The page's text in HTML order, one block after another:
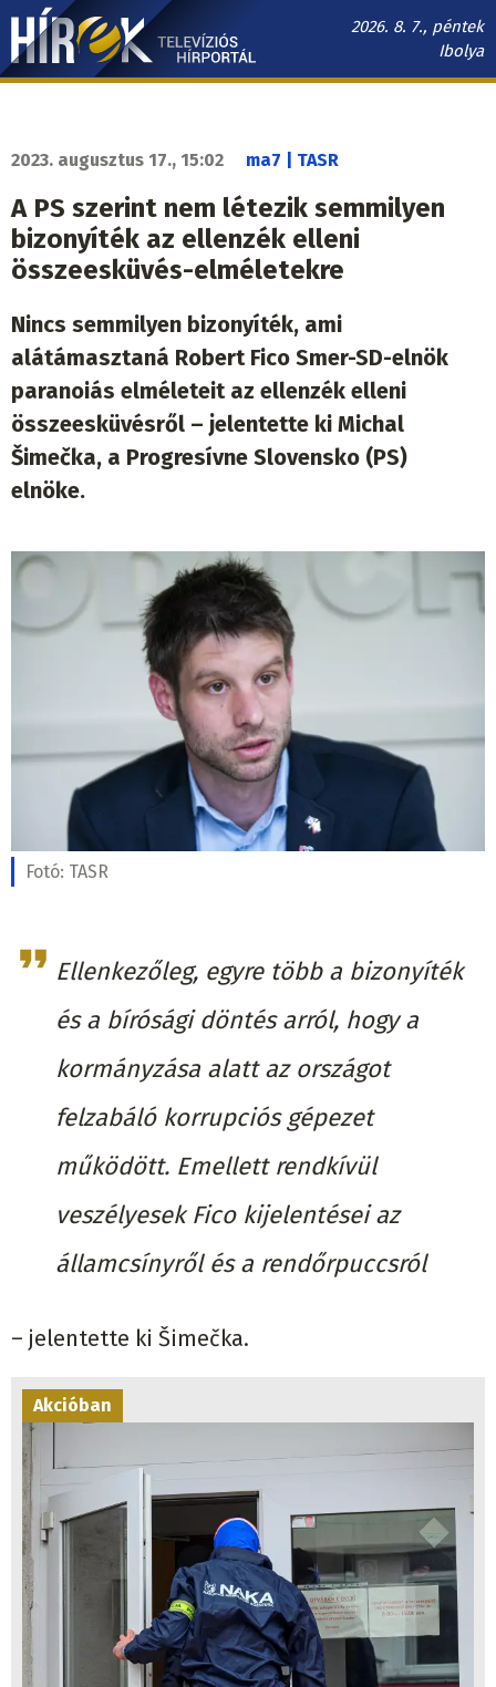
Ugrás
tartalomra
2026. 8. 7., péntek
Ibolya
Hírek.sk
2023. augusztus 17., 15:02 ma7 | TASR
A PS szerint nem létezik semmilyen
bizonyíték az ellenzék elleni
összeesküvés-elméletekre
Nincs semmilyen bizonyíték, ami
alátámasztaná Robert Fico Smer-SD-elnök
paranoiás elméleteit az ellenzék elleni
összeesküvésről – jelentette ki Michal
Šimečka, a Progresívne Slovensko (PS)
elnöke.
Fotó: TASR
Ellenkezőleg, egyre több a bizonyíték
és a bírósági döntés arról, hogy a
kormányzása alatt az országot
felzabáló korrupciós gépezet
működött. Emellett rendkívül
veszélyesek Fico kijelentései az
államcsínyről és a rendőrpuccsról
– jelentette ki Šimečka.
Akcióban